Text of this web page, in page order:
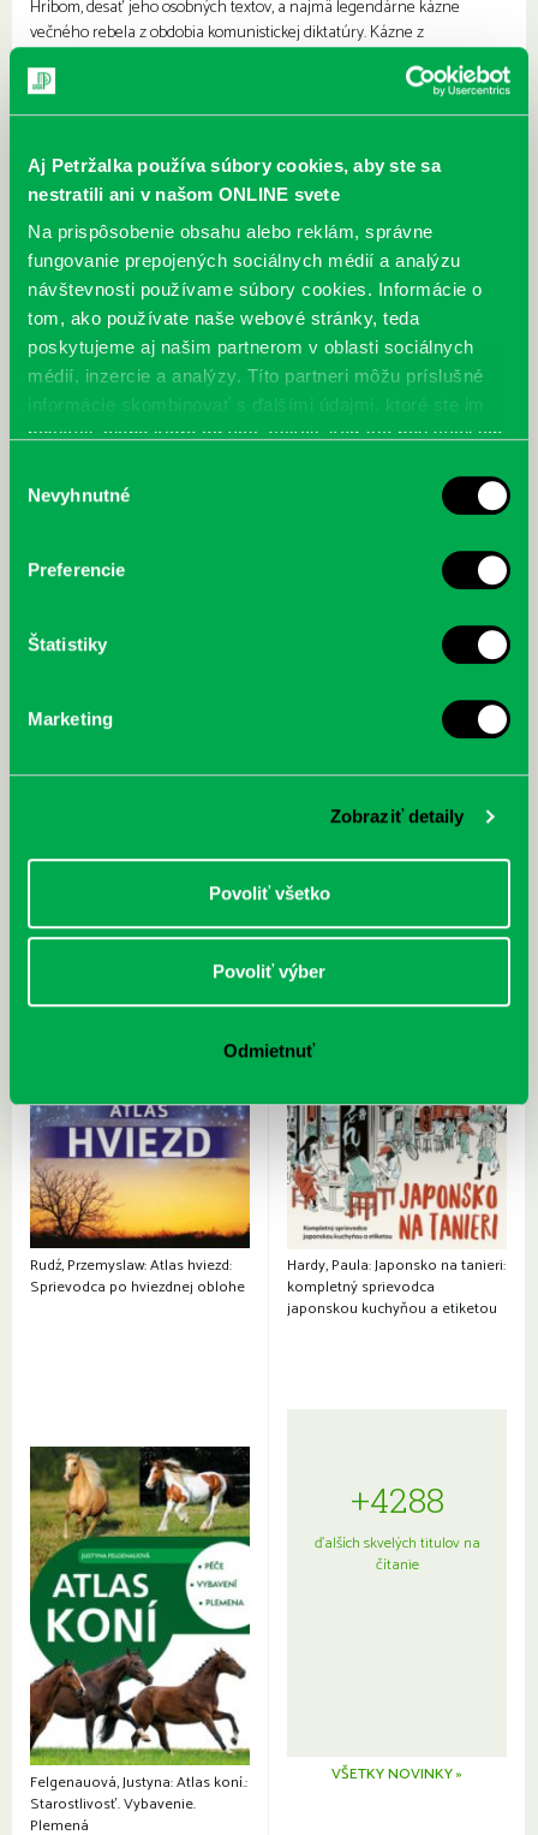
Aj Petržalka používa súbory cookies, aby ste sa
nestratili ani v našom ONLINE svete
Na prispôsobenie obsahu alebo reklám, správne
fungovanie prepojených sociálnych médií a analýzu
návštevnosti používame súbory cookies. Informácie o
tom, ako používate naše webové stránky, teda
poskytujeme aj našim partnerom v oblasti sociálnych
médií, inzercie a analýzy. Títo partneri môžu príslušné
informácie skombinovať s ďalšími údajmi, ktoré ste im
poskytli, alebo ktoré od vás získali, keď ste používali ich
súhlasu
Nevyhnutné
Preferencie
Štatistiky
Marketing
Zobraziť detaily
Povoliť všetko
Povoliť výber
Odmietnuť
Hríbom, desať jeho osobných textov, a najmä legendárne kázne
večného rebela z obdobia komunistickej diktatúry. Kázne z
bratislavského kostola Blumentál sú z rokov 1972, 1973 a 1974. Nestratili
však nič na aktuálnosti, skôr naopak – vyznačujú sa neuveriteľným
nadhľadom a jazykom, ktorý sa dotýka nás všetkých. Veriacich, aj
poklad tu mal – najskôr z vôle komunistov a neskôr z rozhodnutia
biskupa Sokola – ostať zakopaný. Príbeh Antona Srholca dopĺňa aj
výnimočný fotografický projekt Borisa Németha, ktorý zachytil
resocializačnú komunitu Resoty, ktorú Anton Srholec založil pre
bývalých väzňov, alkoholikov a bezdomovcov.
Prvá biografia najväčšieho
Rudź, Przemyslaw: Atlas hviezd:
Sprievodca po hviezdnej oblohe
Hardy, Paula: Japonsko na tanieri:
kompletný sprievodca
japonskou kuchyňou a etiketou
Felgenauová, Justyna: Atlas koní.:
Starostlivosť. Vybavenie.
Plemená
+4288
ďalších skvelých titulov na
čítanie
VŠETKY NOVINKY »